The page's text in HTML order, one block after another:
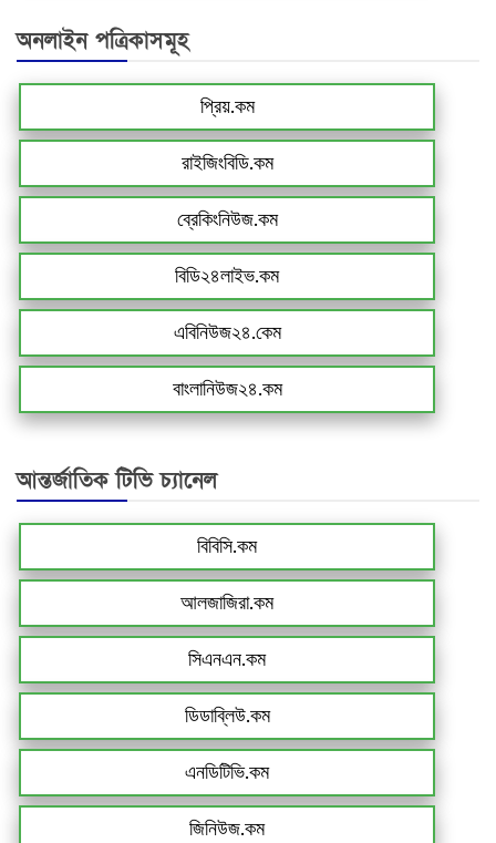
অনলাইন পত্রিকাসমূহ
প্রিয়.কম
রাইজিংবিডি.কম
ব্রেকিংনিউজ.কম
বিডি২৪লাইভ.কম
এবিনিউজ২৪.কেম
বাংলানিউজ২৪.কম
আন্তর্জাতিক টিভি চ্যানেল
বিবিসি.কম
আলজাজিরা.কম
সিএনএন.কম
ডিডাব্লিউ.কম
এনডিটিভি.কম
জিনিউজ.কম